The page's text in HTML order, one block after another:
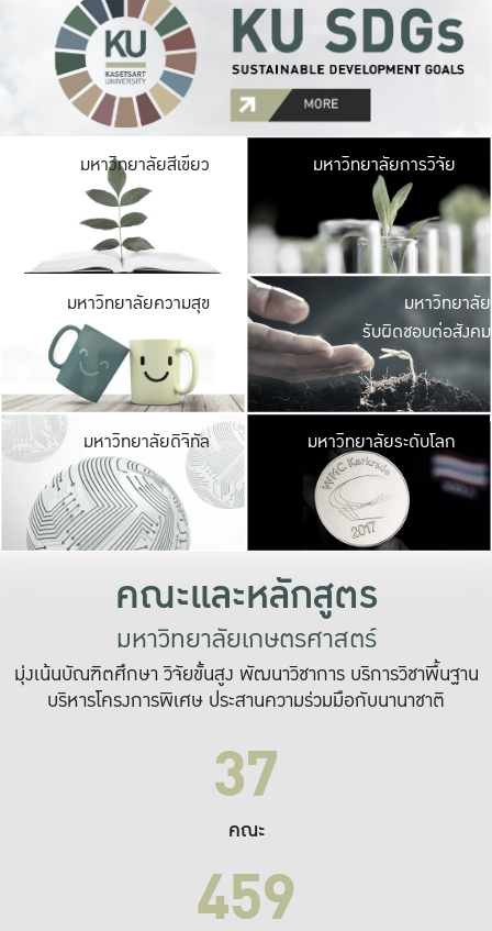
มหาวิทยาลัยสีเขียว มหาวิ
มีพื้นที่เขียวสดใส
เป็นป่าในเมือง เกษต
มหาวิทยาลัยการวิจัย
มหาวิทยาลัยความสุข มหาวิ
ค
เปิดประ
และพบเรื่องราวใ
มหาวิทยาลัย
รับผิดชอบต่อสังคม
มหาวิทยาลัยดิจิทัล มหาวิ
เปลี่ยนแปลง แล
เพื่อทำง
ระบบสารสนเทศ
มหาวิทยาลัยระดับโลก
คณะและหลักสูตร
มหาวิทยาลัยเกษตรศาสตร์
มุ่งเน้นบัณฑิตศึกษา วิจัยขั้นสูง พัฒนาวิชาการ บริการวิชาพื้นฐาน
บริหารโครงการพิเศษ ประสานความร่วมมือกับนานาชาติ
37
คณะ
459